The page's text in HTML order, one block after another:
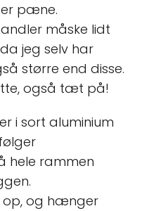
pæne.
måske lidt
jeg selv har
større end disse.
også tæt på!
i sort aluminium
hele rammen
op, og hænger